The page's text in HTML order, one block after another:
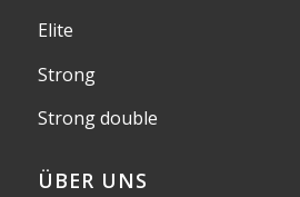
Elite
Strong
Strong double
ÜBER UNS